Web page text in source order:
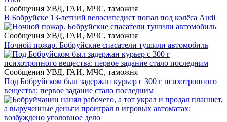
Сообщения УВД, ГАИ, МЧС, таможня
В Бобруйске 13-летний велосипедист попал под колёса Audi
Сообщения УВД, ГАИ, МЧС, таможня
Ночной пожар. Бобруйские спасатели тушили автомобиль
Сообщения УВД, ГАИ, МЧС, таможня
Под Бобруйском был задержан курьер с 300 г психотропного
вещества: первое задание стало последним